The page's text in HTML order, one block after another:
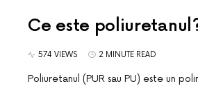
Ce este
574 VIEWS 2 MINUTE READ
Poliuretanul (PUR sau PU) este un